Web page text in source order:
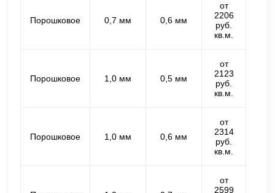
Порошковое 0,7 мм 0,6 мм
от
2206
руб.
кв.м.
Порошковое 1,0 мм 0,5 мм
от
2123
руб.
кв.м.
Порошковое 1,0 мм 0,6 мм
от
2314
руб.
кв.м.
от
2599